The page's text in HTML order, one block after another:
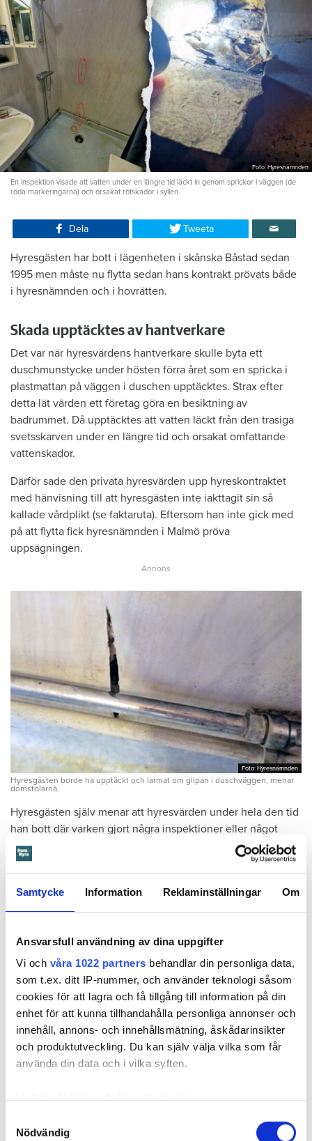
Samtycke Information Reklaminställningar Om
Ansvarsfull användning av dina uppgifter
Vi och våra 1022 partners behandlar din personliga data,
som t.ex. ditt IP-nummer, och använder teknologi såsom
cookies för att lagra och få tillgång till information på din
enhet för att kunna tillhandahålla personliga annonser och
innehåll, annons- och innehållsmätning, åskådarinsikter
och produktutveckling. Du kan själv välja vilka som får
använda din data och i vilka syften.
som kan ha en noggrannhet på upp till flera meter
Nödvändig
Foto: Hyresnämnden
En inspektion visade att vatten under en längre tid läckt in genom sprickor i väggen (de
röda markeringarna) och orsakat rötskador i syllen.
Dela Tweeta
Hyresgästen har bott i lägenheten i skånska Båstad sedan
1995 men måste nu flytta sedan hans kontrakt prövats både
i hyresnämnden och i hovrätten.
Skada upptäcktes av hantverkare
Det var när hyresvärdens hantverkare skulle byta ett
duschmunstycke under hösten förra året som en spricka i
plastmattan på väggen i duschen upptäcktes. Strax efter
detta lät värden ett företag göra en besiktning av
badrummet. Då upptäcktes att vatten läckt från den trasiga
svetsskarven under en längre tid och orsakat omfattande
vattenskador.
Därför sade den privata hyresvärden upp hyreskontraktet
med hänvisning till att hyresgästen inte iakttagit sin så
kallade vårdplikt (se faktaruta). Eftersom han inte gick med
på att flytta fick hyresnämnden i Malmö pröva
uppsägningen.
Foto: Hyresnämnden
Foto: Hyresnämnden
Hyresgästen borde ha upptäckt och larmat om glipan i duschväggen, menar
domstolarna.
Hyresgästen själv menar att hyresvärden under hela den tid
han bott där varken gjort några inspektioner eller något
underhåll av badrummet, och att det är anledningen till att
sprickan har kunnat uppstå. Sprickan var heller inte så lätt
Värden har en annan uppfattning, och påpekar att företaget
redan 2024 vände sig till hyresgästen med ett erbjudande
om att renovera hela lägenheten. Men då svarade
hyresgästen att både kök och badrum var i funktionellt
skick, och att det inte fanns behov av någon renovering.
Hade hyresgästen redan då varnat om sprickan hade
skadorna inte blivit lika omfattande och dyra att åtgärda,
menar värden.
kontraktet skulle upphöra från sista januari 2026.
Hyresgästen borde med tanke på att sprickan var så stor
som den var och satt där den satt ha insett att den kunde